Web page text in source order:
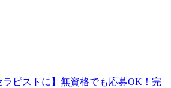
ラピストに】無資格でも応募OK！完